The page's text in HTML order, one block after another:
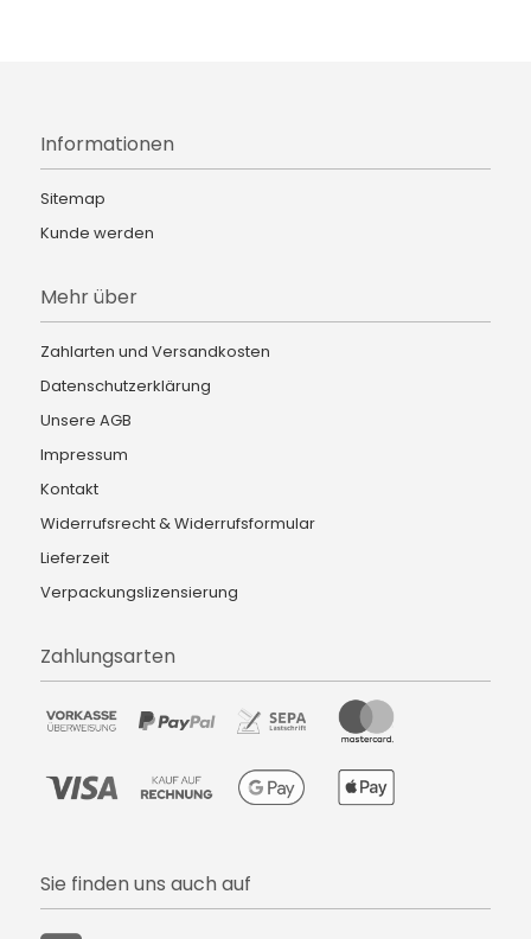
Informationen
Sitemap
Kunde werden
Mehr über
Zahlarten und Versandkosten
Datenschutzerklärung
Unsere AGB
Impressum
Kontakt
Widerrufsrecht & Widerrufsformular
Lieferzeit
Verpackungslizensierung
Zahlungsarten
Sie finden uns auch auf